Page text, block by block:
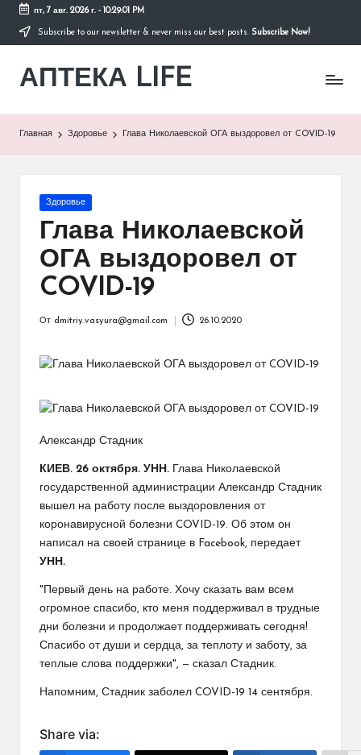
Перейти
содержимому
пт, 7 авг. 2026 г.- 10:29:01 PM
Subscribe to our newsletter & never miss our best posts. Subscribe Now!
АПТЕКА LIFE
сайт
Главная Здоровье Глава Николаевской ОГА выздоровел от COVID-19
Опубликовано
Здоровье
Глава Николаевской
ОГА выздоровел от
COVID-19
От dmitriy.vasyura@gmail.com 26.10.2020
Александр Стадник
КИЕВ. 26 октября. УНН. Глава Николаевской
государственной администрации Александр Стадник
вышел на работу после выздоровления от
коронавирусной болезни COVID-19. Об этом он
написал на своей странице в Facebook, передает
УНН.
"Первый день на работе. Хочу сказать вам всем
огромное спасибо, кто меня поддерживал в трудные
дни болезни и продолжает поддерживать сегодня!
Спасибо от души и сердца, за теплоту и заботу, за
теплые слова поддержки", — сказал Стадник.
Напомним, Стадник заболел COVID-19 14 сентября.
Share via: